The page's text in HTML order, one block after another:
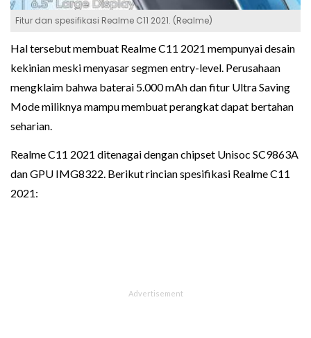
Fitur dan spesifikasi Realme C11 2021. (Realme)
Hal tersebut membuat Realme C11 2021 mempunyai desain
kekinian meski menyasar segmen entry-level. Perusahaan
mengklaim bahwa baterai 5.000 mAh dan fitur Ultra Saving
Mode miliknya mampu membuat perangkat dapat bertahan
seharian.
Realme C11 2021 ditenagai dengan chipset Unisoc SC9863A
dan GPU IMG8322. Berikut rincian spesifikasi Realme C11
2021: